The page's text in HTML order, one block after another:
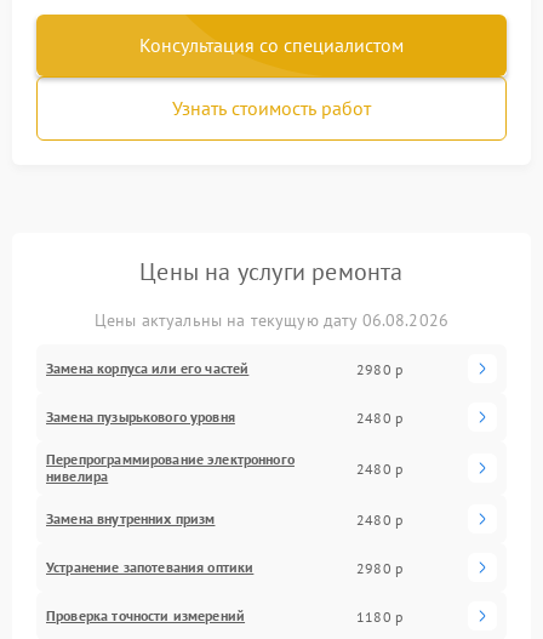
Консультация со специалистом
Узнать стоимость работ
Цены на услуги ремонта
Цены актуальны на текущую дату 06.08.2026
Замена корпуса или его частей 2980 р
Замена пузырькового уровня 2480 р
Перепрограммирование электронного
нивелира
2480 р
Замена внутренних призм 2480 р
Устранение запотевания оптики 2980 р
Проверка точности измерений 1180 р